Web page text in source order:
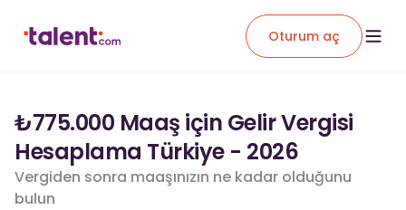
Oturum aç
₺775.000 Maaş için Gelir Vergisi
Hesaplama Türkiye - 2026
Vergiden sonra maaşınızın ne kadar olduğunu
bulun